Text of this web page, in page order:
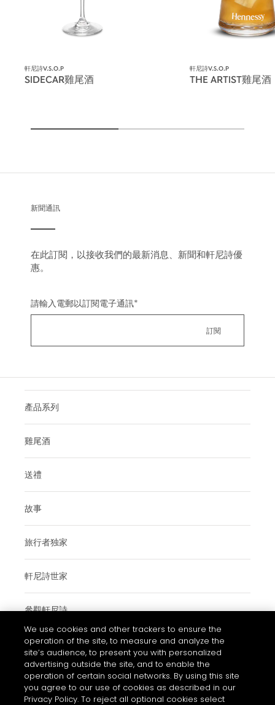
軒尼詩V.S.O.P
SIDECAR雞尾酒
軒尼詩V.S.O.P
THE ARTIST雞尾酒
新聞通訊
在此訂閱，以接收我們的最新消息、新聞和軒尼詩優
惠。
請輸入電郵以訂閱電子通訊*
產品系列
雞尾酒
送禮
故事
旅行者独家
軒尼詩世家
參觀軒尼詩
使用條款與細則
常見問題
私隱和COOKIES政策通知
We use cookies and other trackers to ensure the
operation of the site, to measure and analyze the
site’s audience, to present you with personalized
advertising outside the site, and to enable the
operation of certain social networks. By using this site
you agree to our use of cookies as described in our
Privacy Policy. To reject all optional cookies select